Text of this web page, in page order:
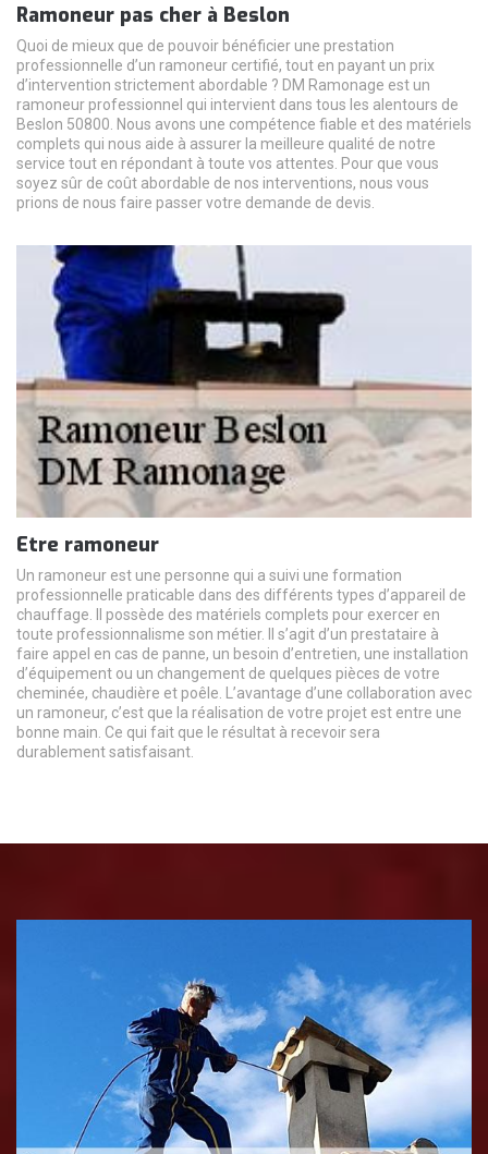
Ramoneur pas cher à Beslon
Quoi de mieux que de pouvoir bénéficier une prestation
professionnelle d’un ramoneur certifié, tout en payant un prix
d’intervention strictement abordable ? DM Ramonage est un
ramoneur professionnel qui intervient dans tous les alentours de
Beslon 50800. Nous avons une compétence fiable et des matériels
complets qui nous aide à assurer la meilleure qualité de notre
service tout en répondant à toute vos attentes. Pour que vous
soyez sûr de coût abordable de nos interventions, nous vous
prions de nous faire passer votre demande de devis.
Etre ramoneur
Un ramoneur est une personne qui a suivi une formation
professionnelle praticable dans des différents types d’appareil de
chauffage. Il possède des matériels complets pour exercer en
toute professionnalisme son métier. Il s’agit d’un prestataire à
faire appel en cas de panne, un besoin d’entretien, une installation
d’équipement ou un changement de quelques pièces de votre
cheminée, chaudière et poêle. L’avantage d’une collaboration avec
un ramoneur, c’est que la réalisation de votre projet est entre une
bonne main. Ce qui fait que le résultat à recevoir sera
durablement satisfaisant.